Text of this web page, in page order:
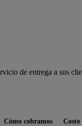
de entrega a sus
Cómo cobramos Costo